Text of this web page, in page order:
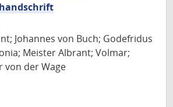
Johannes von Buch; Godefridus
Meister Albrant; Volmar;
von der Wage